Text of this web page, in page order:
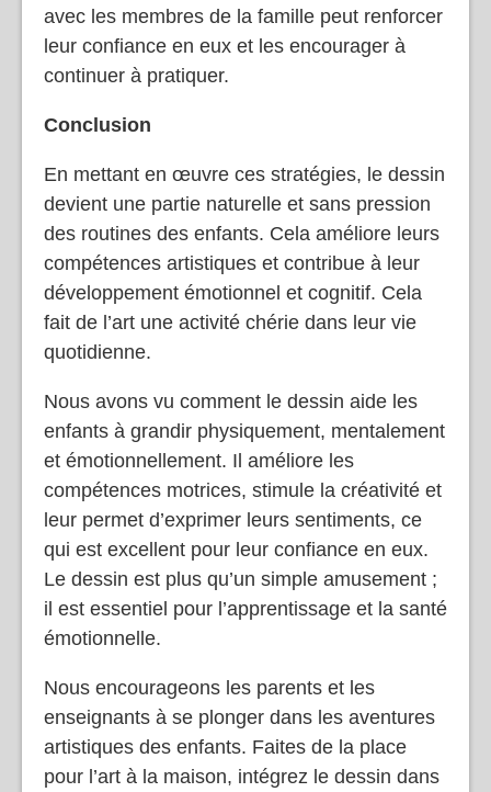
avec les membres de la famille peut renforcer
leur confiance en eux et les encourager à
continuer à pratiquer.
Conclusion
En mettant en œuvre ces stratégies, le dessin
devient une partie naturelle et sans pression
des routines des enfants. Cela améliore leurs
compétences artistiques et contribue à leur
développement émotionnel et cognitif. Cela
fait de l’art une activité chérie dans leur vie
quotidienne.
Nous avons vu comment le dessin aide les
enfants à grandir physiquement, mentalement
et émotionnellement. Il améliore les
compétences motrices, stimule la créativité et
leur permet d’exprimer leurs sentiments, ce
qui est excellent pour leur confiance en eux.
Le dessin est plus qu’un simple amusement ;
il est essentiel pour l’apprentissage et la santé
émotionnelle.
Nous encourageons les parents et les
enseignants à se plonger dans les aventures
artistiques des enfants. Faites de la place
pour l’art à la maison, intégrez le dessin dans